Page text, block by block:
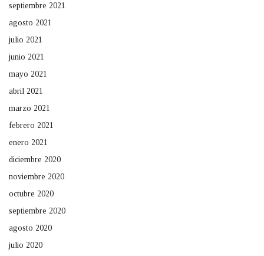
septiembre 2021
agosto 2021
julio 2021
junio 2021
mayo 2021
abril 2021
marzo 2021
febrero 2021
enero 2021
diciembre 2020
noviembre 2020
octubre 2020
septiembre 2020
agosto 2020
julio 2020